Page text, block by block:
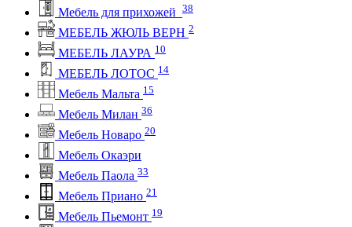
Мебель для прихожей 38
МЕБЕЛЬ ЖЮЛЬ ВЕРН 2
МЕБЕЛЬ ЛАУРА 10
МЕБЕЛЬ ЛОТОС 14
Мебель Мальта 15
Мебель Милан 36
Мебель Новаро 20
Мебель Окаэри
Мебель Паола 33
Мебель Приано 21
Мебель Пьемонт 19